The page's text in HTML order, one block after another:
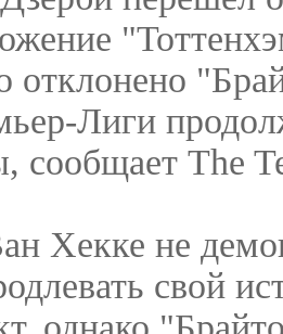
отклонено
Лиги
сообщает The
Хекке не
свой